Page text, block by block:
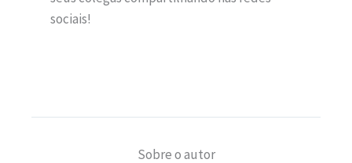
sociais!
Sobre o autor